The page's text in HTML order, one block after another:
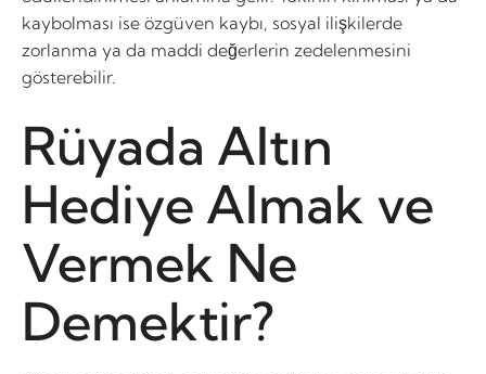
kaybolması ise özgüven kaybı, sosyal ilişkilerde
zorlanma ya da maddi değerlerin zedelenmesini
gösterebilir.
Rüyada Altın
Hediye Almak ve
Vermek Ne
Demektir?